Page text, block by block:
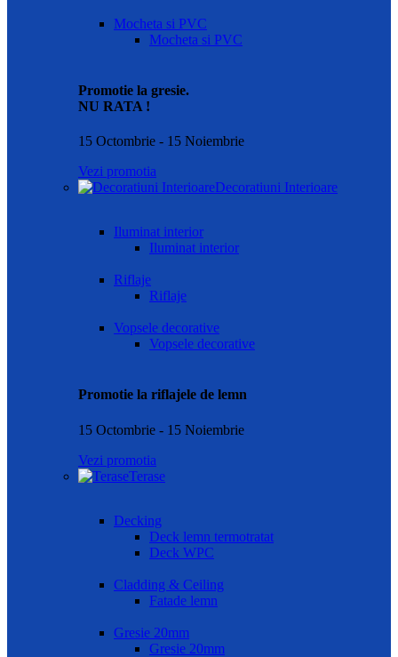
Mocheta si PVC
Mocheta si PVC
Promotie la gresie.
NU RATA !
15 Octombrie - 15 Noiembrie
Vezi promotia
Decoratiuni Interioare
Iluminat interior
Iluminat interior
Riflaje
Riflaje
Vopsele decorative
Vopsele decorative
Promotie la riflajele de lemn
15 Octombrie - 15 Noiembrie
Vezi promotia
Terase
Decking
Deck lemn termotratat
Deck WPC
Cladding & Ceiling
Fatade lemn
Gresie 20mm
Gresie 20mm